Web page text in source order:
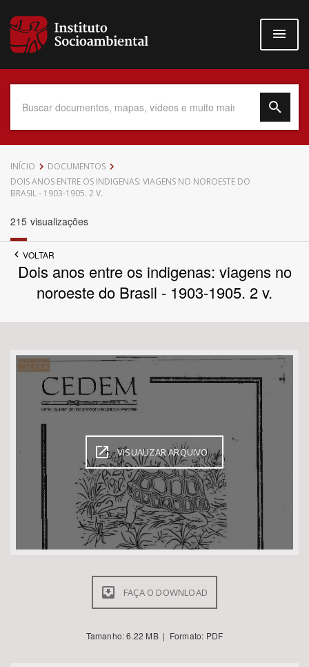
para
conteúdo
Data do Documento
Subtema
Área de Levantamento
Área Protegida
BUSCAR
INÍCIO
DOCUMENTOS
DOIS ANOS ENTRE OS INDIGENAS: VIAGENS NO NOROESTE DO
BRASIL - 1903-1905. 2 V.
215 visualizações
VOLTAR
Dois anos entre os indigenas: viagens no
noroeste do Brasil - 1903-1905. 2 v.
VISUALIZAR ARQUIVO
FAÇA O DOWNLOAD
Tamanho: 6.22 MB | Formato: PDF